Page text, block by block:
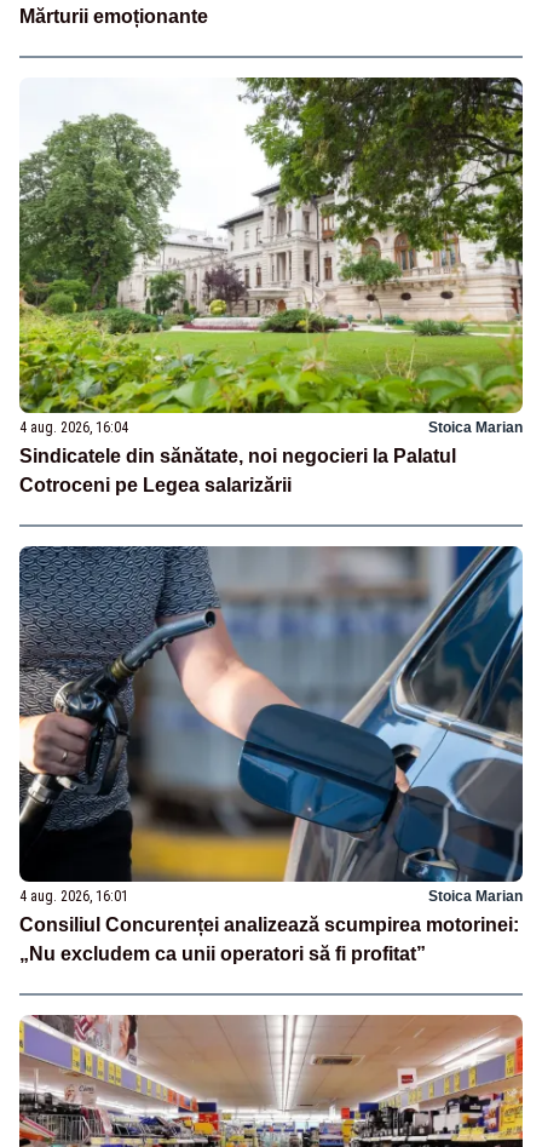
Mărturii emoționante
4 aug. 2026, 16:04 Stoica Marian
Sindicatele din sănătate, noi negocieri la Palatul
Cotroceni pe Legea salarizării
4 aug. 2026, 16:01 Stoica Marian
Consiliul Concurenței analizează scumpirea motorinei:
„Nu excludem ca unii operatori să fi profitat”